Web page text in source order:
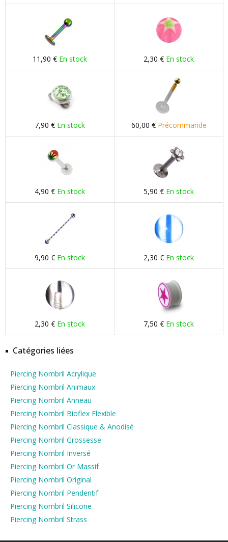
11,90 € En stock 2,30 € En stock
7,90 € En stock 60,00 € Précommande
4,90 € En stock 5,90 € En stock
9,90 € En stock 2,30 € En stock
2,30 € En stock 7,50 € En stock
Catégories liées
Piercing Nombril Acrylique
Piercing Nombril Animaux
Piercing Nombril Anneau
Piercing Nombril Bioflex Flexible
Piercing Nombril Classique & Anodisé
Piercing Nombril Grossesse
Piercing Nombril Inversé
Piercing Nombril Or Massif
Piercing Nombril Original
Piercing Nombril Pendentif
Piercing Nombril Silicone
Piercing Nombril Strass